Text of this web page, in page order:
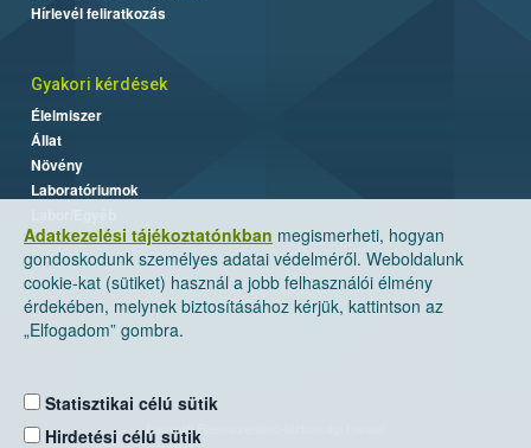
Adatkezelési tájékoztatónkban megismerheti, hogyan
gondoskodunk személyes adatai védelméről. Weboldalunk
cookie-kat (sütiket) használ a jobb felhasználói élmény
érdekében, melynek biztosításához kérjük, kattintson az
„Elfogadom” gombra.
Statisztikai célú sütik
Hirdetési célú sütik
Hírlevél feliratkozás
Gyakori kérdések
Élelmiszer
Állat
Növény
Laboratóriumok
Nemzeti Élelmiszerlánc-biztonsági Hivatal